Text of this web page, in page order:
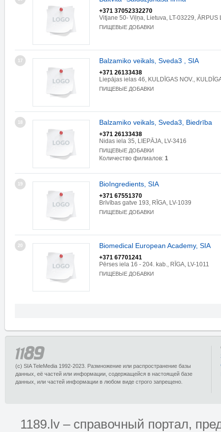
+371 37052332270
Vitjane 50- Viļņa, Lietuva, LT-03229, ĀRPUS
ПИЩЕВЫЕ ДОБАВКИ
17 Balzamiko veikals, Sveda3 , SIA
+371 26133438
Liepājas ielas 46, KULDĪGAS NOV.,
ПИЩЕВЫЕ ДОБАВКИ
18 Balzamiko veikals, Sveda3, Biedrība
+371 26133438
Nidas iela 35, LIEPĀJA, LV-3416
ПИЩЕВЫЕ ДОБАВКИ
Количество филиалов: 1
19 BioIngredients, SIA
+371 67551370
Brīvības gatve 193, RĪGA, LV-1039
ПИЩЕВЫЕ ДОБАВКИ
20 Biomedical European Academy, SIA
+371 67701241
Pērses iela 16 - 204. kab., RĪGA, LV-1011
ПИЩЕВЫЕ ДОБАВКИ
(c) SIA TeleMedia 1992-2023. Размножение или распространение базы
данных, её частей или информации, содержащейся в настоящей базе
данных, или частей информации в любом виде строго запрещено.
1189.lv – справочный портал,